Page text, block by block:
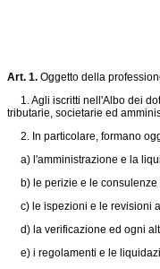
Art. 1. Oggetto della
1. Agli iscritti nell'Albo dei
tributarie, societarie ed
2. In particolare, formano
a) l'amministrazione e la
b) le perizie e le consulenze
c) le ispezioni e le revisioni
d) la verificazione ed ogni
e) i regolamenti e le